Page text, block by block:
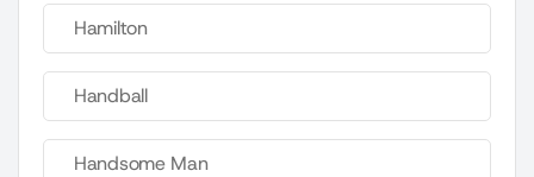
Hamilton
Handball
Handsome Man